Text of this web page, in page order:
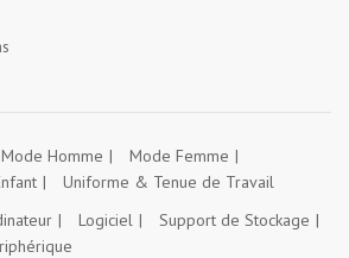
Mode Homme
Mode Femme
Uniforme & Tenue de Travail
Logiciel
Support de Stockage